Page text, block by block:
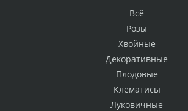
Всё
Розы
Хвойные
Декоративные
Плодовые
Клематисы
Луковичные